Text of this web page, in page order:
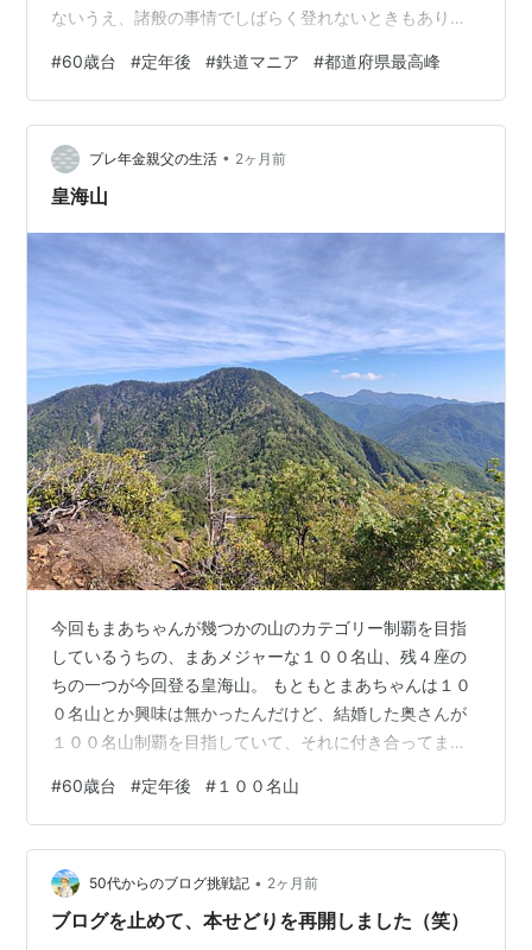
ないうえ、諸般の事情でしばらく登れないときもあり、
れてます。 今年もずっと登れなくて、５月にやっと再開
したものの、みんな狙っているので５月は全ていっぱい
で、今回６月にやっと予約が取れました あとは大雨で、
スケジュールが中止にならないことを祈ってました。 当
日は幸い天気が良く、他の見学者２０名ほどと、自衛隊
#60歳台 #定年後 #鉄道マニア #都道府県最高峰
プレ年金親父の生活 • 2ヶ月前
皇海山
今回もまあちゃんが幾つかの山のカテゴリー制覇を目指
しているうちの、まあメジャーな１００名山、残４座の
ちの一つが今回登る皇海山。 もともとまあちゃんは１０
０名山とか興味は無かったんだけど、結婚した奥さんが
１００名山制覇を目指していて、それに付き合ってまし
登れないので、その間は３００名山を登ってました 子育
てもひと段落して、奥さんに１００名山再開する？と聞
いてみたら、もういいや、とのことで最近は１００名山
も登り始めてます今回、東北に用事があり、その帰りに
梅雨の晴れ間を狙って皇海山に登ってきました、初日は
#60歳台 #定年後 # １００名山
50代からのブログ挑戦記 • 2ヶ月前
ブログを止めて、本せどりを再開しました（笑）